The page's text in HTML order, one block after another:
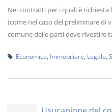
Nei contratti per i quali è
(come nel caso del preliminare di
comune delle parti deve rivestire
Economica Immobiliare Legale